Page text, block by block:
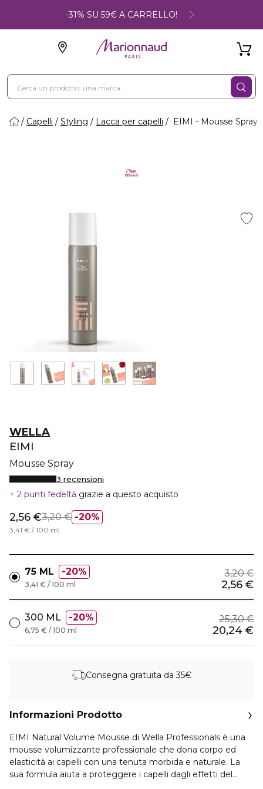
-31% SU 59€ A CARRELLO!
Capelli Styling Lacca per capelli EIMI - Mousse Spray
WELLA
EIMI
Mousse Spray
3 recensioni
2 punti fedeltà grazie a questo acquisto
20%
2,56 €3,20 €
3,41 € / 100 ml
75 ML 20% 3,20 €
2,56 €
3,41 € / 100 ml
300 ML 20% 25,30 €
20,24 €
6,75 € / 100 ml
Consegna gratuita da 35€
Informazioni Prodotto
EIMI Natural Volume Mousse di Wella Professionals è una
mousse volumizzante professionale che dona corpo ed
elasticità ai capelli con una tenuta morbida e naturale. La
sua formula aiuta a proteggere i capelli dagli effetti del